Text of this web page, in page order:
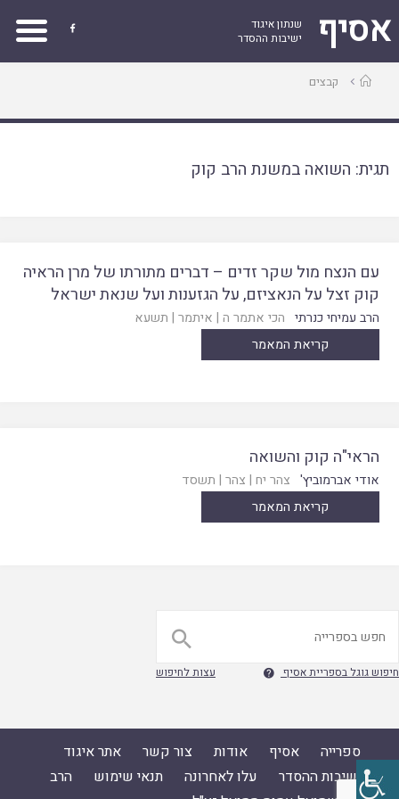
אסיף
שנתון איגוד
ישיבות ההסדר

עמודקבצים
תגית: השואה במשנת הרב קוק
עם הנצח מול שקר זדים – דברים מתורתו של מרן הראיה
קוק זצל על הנאציזם, על הגזענות ועל שנאת ישראל
הרב עמיחי כנרתי הכי אתמר ה | איתמר | תשעא
קריאת המאמר
הראי"ה קוק והשואה
אודי אברמוביץ' צהר יח | צהר | תשסד
קריאת המאמר

חיפוש גוגל בספריית אסיף  עצות לחיפוש
ספרייה אסיף אודות צור קשר
אתר איגוד
ישיבות ההסדר
עלו לאחרונה תנאי שימוש
הרב